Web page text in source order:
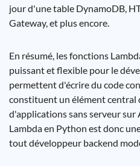
jour d'une table DynamoDB,
Gateway, et plus encore.
En résumé, les fonctions
puissant et flexible pour le
permettent d'écrire du code
constituent un élément central
d'applications sans serveur
Lambda en Python est donc
tout développeur backend